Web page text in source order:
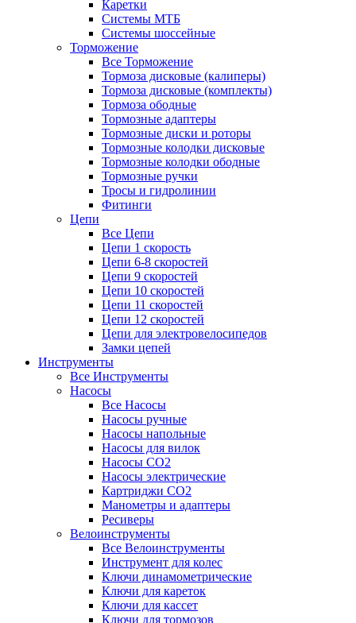
Каретки
Системы МТБ
Системы шоссейные
Торможение
Все Торможение
Тормоза дисковые (калиперы)
Тормоза дисковые (комплекты)
Тормоза ободные
Тормозные адаптеры
Тормозные диски и роторы
Тормозные колодки дисковые
Тормозные колодки ободные
Тормозные ручки
Тросы и гидролинии
Фитинги
Цепи
Все Цепи
Цепи 1 скорость
Цепи 6-8 скоростей
Цепи 9 скоростей
Цепи 10 скоростей
Цепи 11 скоростей
Цепи 12 скоростей
Цепи для электровелосипедов
Замки цепей
Инструменты
Все Инструменты
Насосы
Все Насосы
Насосы ручные
Насосы напольные
Насосы для вилок
Насосы CO2
Насосы электрические
Картриджи CO2
Манометры и адаптеры
Ресиверы
Велоинструменты
Все Велоинструменты
Инструмент для колес
Ключи динамометрические
Ключи для кареток
Ключи для кассет
Ключи для тормозов